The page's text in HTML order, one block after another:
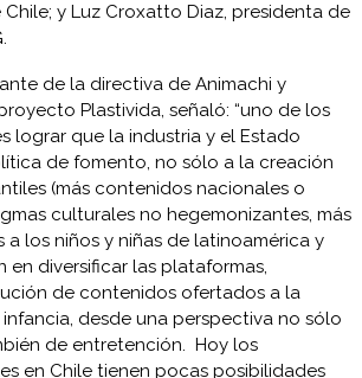
y Luz Croxatto Diaz, presidenta de
de la directiva de Animachi y
Plastivida, señaló: “uno de los
lograr que la industria y el Estado
de fomento, no sólo a la creación
(más contenidos nacionales o
culturales no hegemonizantes, más
a los niños y niñas de latinoamérica y
en diversificar las plataformas,
de contenidos ofertados a la
desde una perspectiva no sólo
de entretención. Hoy los
en Chile tienen pocas posibilidades